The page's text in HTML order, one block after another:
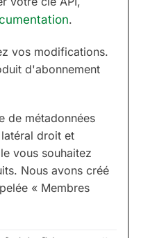
.
vos modifications.
d'abonnement
de métadonnées
droit et
vous souhaitez
Nous avons créé
« Membres